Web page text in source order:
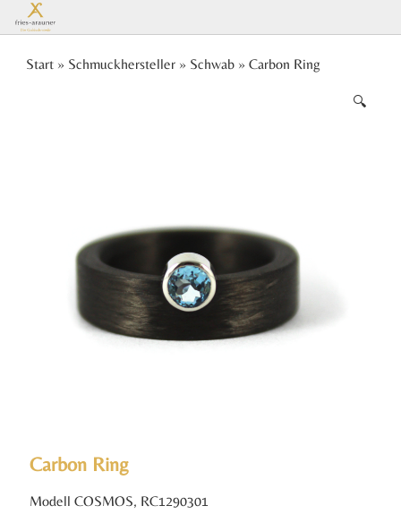
befinden
Produkte
Warenkorb.
Start » Schmuckhersteller » Schwab » Carbon Ring
🔍
Carbon Ring
Modell COSMOS, RC1290301